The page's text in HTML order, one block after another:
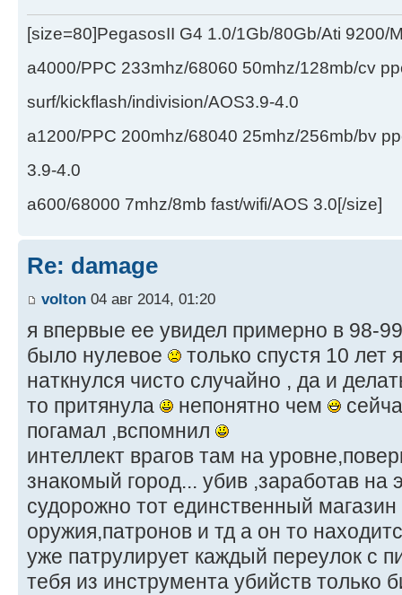
[size=80]PegasosII G4 1.0/1Gb/80Gb/Ati 9200/
a4000/PPC 233mhz/68060 50mhz/128mb/cv
surf/kickflash/indivision/AOS3.9-4.0
a1200/PPC 200mhz/68040 25mhz/256mb/bv
3.9-4.0
a600/68000 7mhz/8mb fast/wifi/AOS 3.0[/size]
Re: damage
volton 04 авг 2014, 01:20
я впервые ее увидел примерно в 98-
было нулевое
только спустя 10 лет
наткнулся чисто случайно , да и
то притянула
непонятно чем
погамал ,вспомнил
интеллект врагов там на
знакомый город... убив ,заработав на
судорожно тот единственный
оружия,патронов и тд а он то
уже патрулирует каждый переулок с
тебя из инструмента убийств только